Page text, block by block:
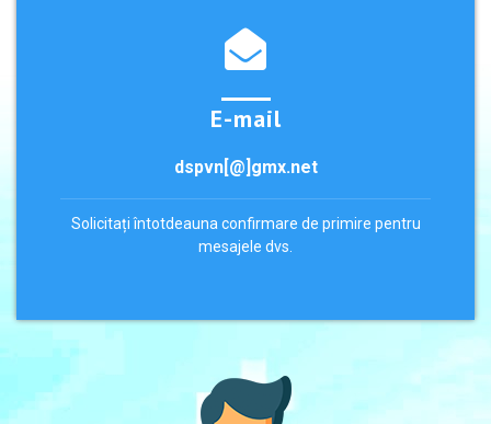
E-mail
dspvn[@]gmx.net
Solicitați întotdeauna confirmare de primire pentru
mesajele dvs.